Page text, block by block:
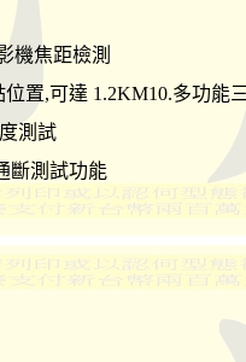
機焦距檢測
置,可達 1.2KM10.多功能
測試
斷測試功能